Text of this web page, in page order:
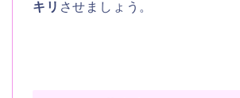
キリ させましょう。